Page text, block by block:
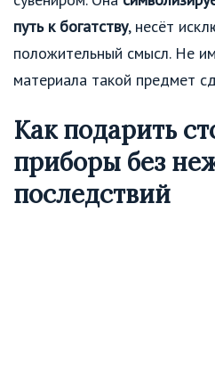
путь к богатству, несёт
положительный смысл. Не
материала такой предмет
Как подарить
приборы без
последствий